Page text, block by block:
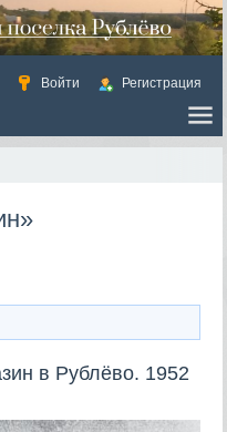
Войти Регистрация
в Рублёво. 1952